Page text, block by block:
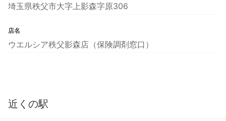
埼玉県秩父市大字上影森字原306
店名
ウエルシア秩父影森店（保険調剤窓口）
近くの駅